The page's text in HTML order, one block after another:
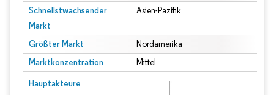
Schnellstwachsender
Markt
Asien-Pazifik
Größter Markt Nordamerika
Marktkonzentration Mittel
Hauptakteure
Bild © Mordor Intelligence. Wiederverwendung erfordert Namensnennung